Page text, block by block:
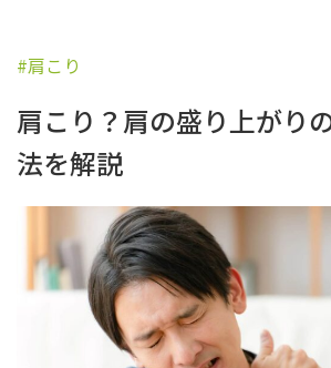
#肩こり
肩こり？肩の盛り上がり
法を解説